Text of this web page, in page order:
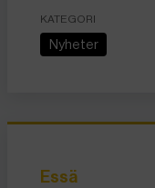
KATEGORI
Nyheter
Essä